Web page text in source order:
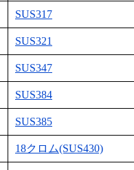
SUS317
SUS321
SUS347
SUS384
SUS385
18クロム(SUS430)